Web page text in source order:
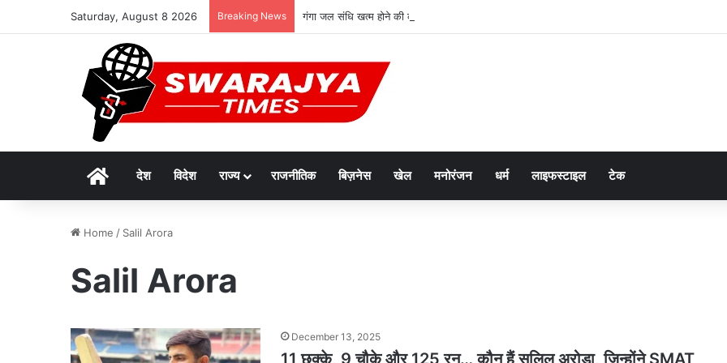
Saturday, August 8 2026 Breaking News गंगा जल संधि खत्म होने की कगार पर, भारत के सख्त रुख से बांग्लादेश की बढ़ी बेचैनी
Homeदेश विदेश राज्य राजनीतिक बिज़नेस खेल मनोरंजन धर्म लाइफस्टाइल टेक
Home / Salil Arora
Salil Arora
December 13, 2025
11 छक्के, 9 चौके और 125 रन… कौन हैं सल‍िल अरोड़ा, जिन्होंने SMAT